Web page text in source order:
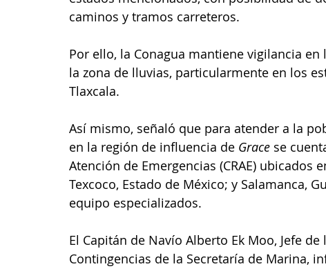
caminos y tramos carreteros.
Por ello, la Conagua mantiene vigilancia
la zona de lluvias, particularmente en los
Tlaxcala.
Así mismo, señaló que para atender a la
en la región de influencia de Grace se
Atención de Emergencias (CRAE) ubicados
Texcoco, Estado de México; y Salamanca,
equipo especializados.
El Capitán de Navío Alberto Ek Moo, Jefe
Contingencias de la Secretaría de Marina,